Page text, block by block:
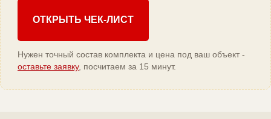
ОТКРЫТЬ ЧЕК-ЛИСТ
Нужен точный состав комплекта и цена под ваш объект -
оставьте заявку, посчитаем за 15 минут.